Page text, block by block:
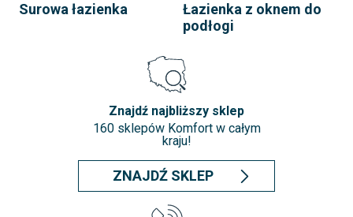
Surowa łazienka
Łazienka z oknem do
podłogi
Znajdź najbliższy sklep
160 sklepów Komfort w całym
kraju!
ZNAJDŹ SKLEP